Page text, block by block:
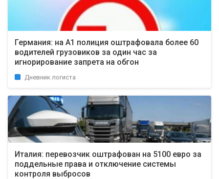
Германия: на А1 полиция оштрафовала более 60
водителей грузовиков за один час за
игнорирование запрета на обгон
Дневник логиста
Италия: перевозчик оштрафован на 5100 евро за
поддельные права и отключение системы
контроля выбросов